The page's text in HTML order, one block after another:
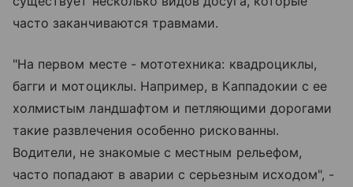
часто заканчиваются травмами.
"На первом месте - мототехника: квадроциклы,
багги и мотоциклы. Например, в Каппадокии с ее
холмистым ландшафтом и петляющими дорогами
такие развлечения особенно рискованны.
Водители, не знакомые с местным рельефом,
часто попадают в аварии с серьезным исходом", -